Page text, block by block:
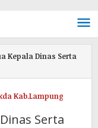
Kepala Dinas Serta
Kab.Lampung
Serta